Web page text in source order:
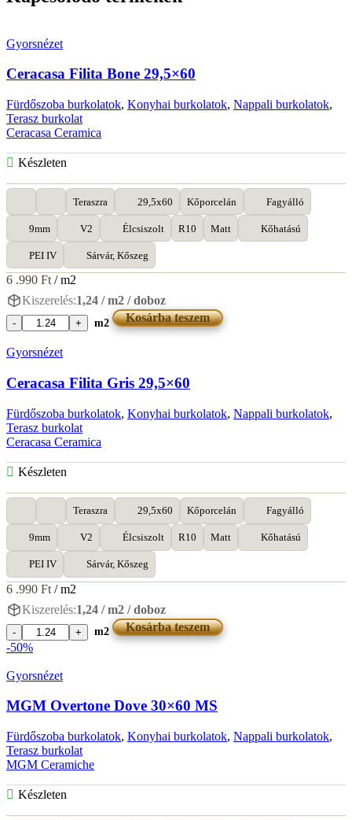
Gyorsnézet
Ceracasa Filita Bone 29,5×60
Fürdőszoba burkolatok, Konyhai burkolatok, Nappali burkolatok,
Terasz burkolat
Ceracasa Ceramica
Készleten
Teraszra 29,5x60 Kőporcelán Fagyálló
9mm V2 Élcsiszolt R10 Matt Kőhatású
PEI IV Sárvár, Kőszeg
6 .990 Ft / m2
Kiszerelés:1,24 / m2 / doboz
Ceracasa
Bone
mennyiség
m2 Kosárba teszem
Gyorsnézet
Ceracasa Filita Gris 29,5×60
Fürdőszoba burkolatok, Konyhai burkolatok, Nappali burkolatok,
Terasz burkolat
Ceracasa Ceramica
Készleten
Teraszra 29,5x60 Kőporcelán Fagyálló
9mm V2 Élcsiszolt R10 Matt Kőhatású
PEI IV Sárvár, Kőszeg
6 .990 Ft / m2
Kiszerelés:1,24 / m2 / doboz
Ceracasa
Filita
29,5x60
m2
Kosárba teszem
-50%
Gyorsnézet
MGM Overtone Dove 30×60 MS
Fürdőszoba burkolatok, Konyhai burkolatok, Nappali burkolatok,
Terasz burkolat
MGM Ceramiche
Készleten